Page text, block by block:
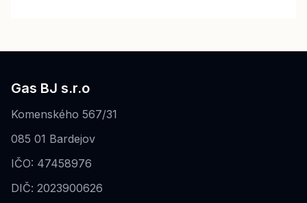
Gas BJ s.r.o
Komenského 567/31
085 01 Bardejov
IČO: 47458976
DIČ: 2023900626